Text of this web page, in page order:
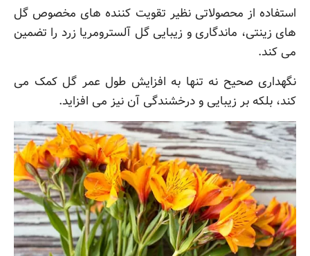
استفاده از محصولاتی نظیر تقویت کننده های مخصوص گل
های زینتی، ماندگاری و زیبایی گل آلسترومریا زرد را تضمین
می کند.
نگهداری صحیح نه تنها به افزایش طول عمر گل کمک می
کند، بلکه بر زیبایی و درخشندگی آن نیز می افزاید.